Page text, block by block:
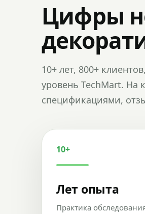
Цифры
10+ лет, 800+
уровень TechMart. На
спецификациями,
10+
Лет опыта
Практика